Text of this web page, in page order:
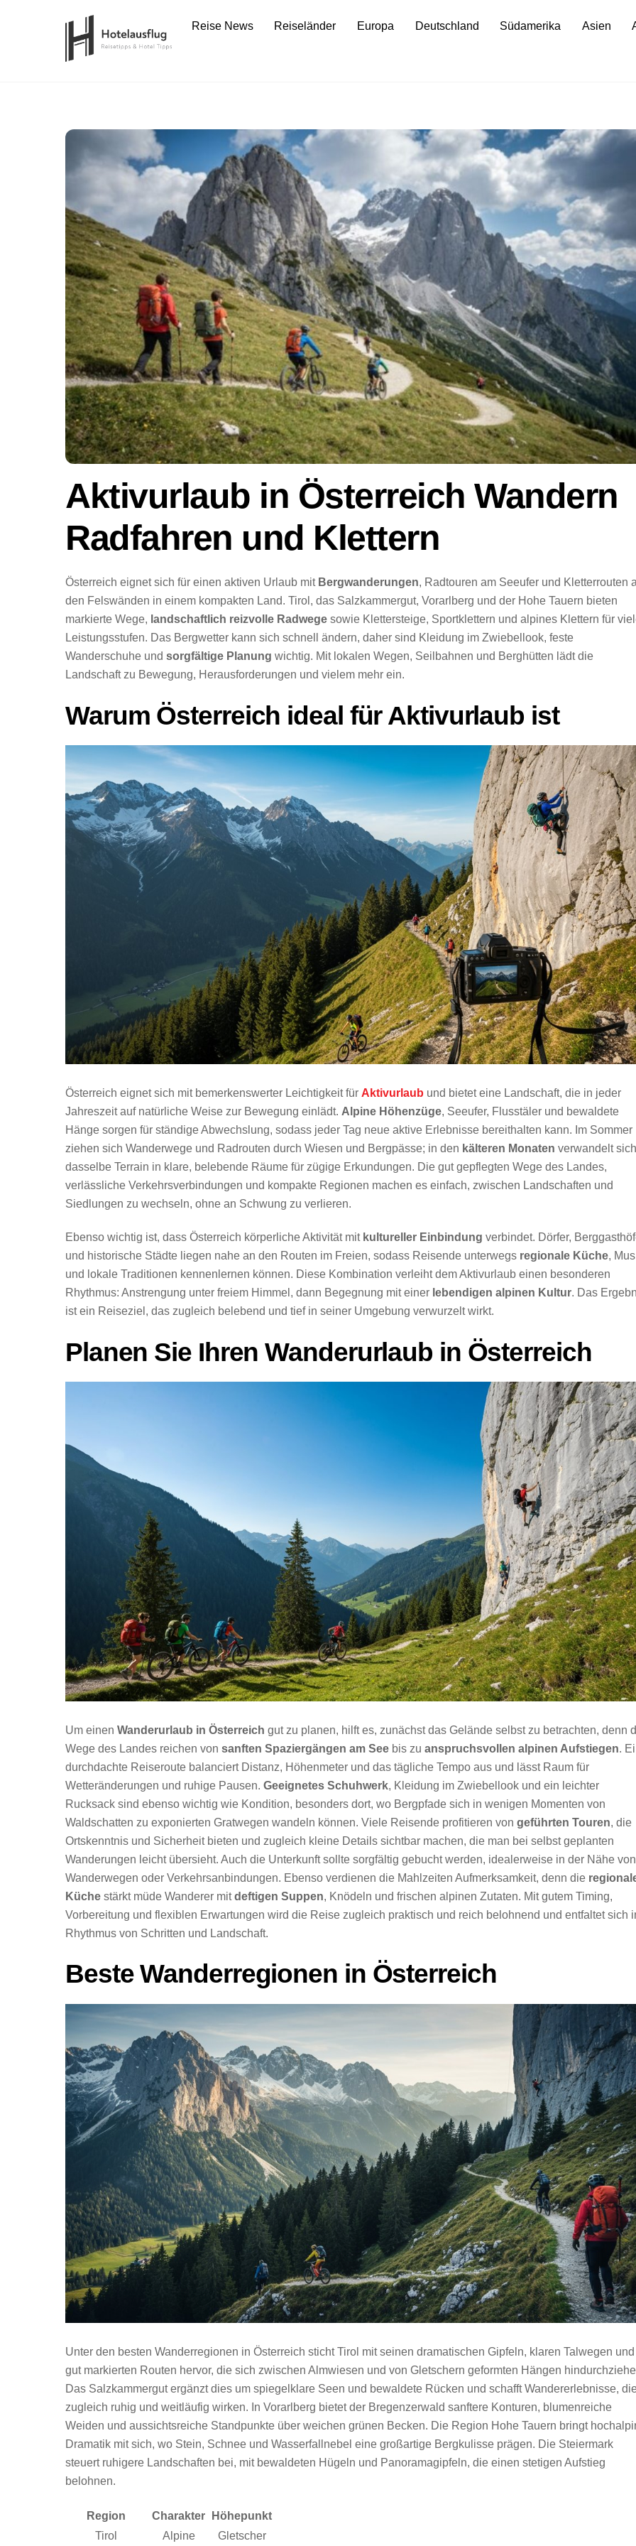
Reise News Reiseländer Europa Deutschland Südamerika Asien
Aktivurlaub in Österreich Wandern
Radfahren und Klettern
Österreich eignet sich für einen aktiven Urlaub mit Bergwanderungen, Radtouren am Seeufer und Kletterrouten
den Felswänden in einem kompakten Land. Tirol, das Salzkammergut, Vorarlberg und der Hohe Tauern bieten
markierte Wege, landschaftlich reizvolle Radwege sowie Klettersteige, Sportklettern und alpines Klettern für
Leistungsstufen. Das Bergwetter kann sich schnell ändern, daher sind Kleidung im Zwiebellook, feste
Wanderschuhe und sorgfältige Planung wichtig. Mit lokalen Wegen, Seilbahnen und Berghütten lädt die
Landschaft zu Bewegung, Herausforderungen und vielem mehr ein.
Warum Österreich ideal für Aktivurlaub ist
Österreich eignet sich mit bemerkenswerter Leichtigkeit für Aktivurlaub und bietet eine Landschaft, die in jeder
Jahreszeit auf natürliche Weise zur Bewegung einlädt. Alpine Höhenzüge, Seeufer, Flusstäler und bewaldete
Hänge sorgen für ständige Abwechslung, sodass jeder Tag neue aktive Erlebnisse bereithalten kann. Im Sommer
ziehen sich Wanderwege und Radrouten durch Wiesen und Bergpässe; in den kälteren Monaten verwandelt sich
dasselbe Terrain in klare, belebende Räume für zügige Erkundungen. Die gut gepflegten Wege des Landes,
verlässliche Verkehrsverbindungen und kompakte Regionen machen es einfach, zwischen Landschaften und
Siedlungen zu wechseln, ohne an Schwung zu verlieren.
Ebenso wichtig ist, dass Österreich körperliche Aktivität mit kultureller Einbindung verbindet. Dörfer,
und historische Städte liegen nahe an den Routen im Freien, sodass Reisende unterwegs regionale Küche,
und lokale Traditionen kennenlernen können. Diese Kombination verleiht dem Aktivurlaub einen besonderen
Rhythmus: Anstrengung unter freiem Himmel, dann Begegnung mit einer lebendigen alpinen Kultur. Das
ist ein Reiseziel, das zugleich belebend und tief in seiner Umgebung verwurzelt wirkt.
Planen Sie Ihren Wanderurlaub in Österreich
Um einen Wanderurlaub in Österreich gut zu planen, hilft es, zunächst das Gelände selbst zu betrachten, denn
Wege des Landes reichen von sanften Spaziergängen am See bis zu anspruchsvollen alpinen Aufstiegen.
durchdachte Reiseroute balanciert Distanz, Höhenmeter und das tägliche Tempo aus und lässt Raum für
Wetteränderungen und ruhige Pausen. Geeignetes Schuhwerk, Kleidung im Zwiebellook und ein leichter
Rucksack sind ebenso wichtig wie Kondition, besonders dort, wo Bergpfade sich in wenigen Momenten von
Waldschatten zu exponierten Gratwegen wandeln können. Viele Reisende profitieren von geführten Touren, die
Ortskenntnis und Sicherheit bieten und zugleich kleine Details sichtbar machen, die man bei selbst geplanten
Wanderungen leicht übersieht. Auch die Unterkunft sollte sorgfältig gebucht werden, idealerweise in der Nähe von
Wanderwegen oder Verkehrsanbindungen. Ebenso verdienen die Mahlzeiten Aufmerksamkeit, denn die
Küche stärkt müde Wanderer mitdeftigen Suppen, Knödeln und frischen alpinen Zutaten. Mit gutem Timing,
Vorbereitung und flexiblen Erwartungen wird die Reise zugleich praktisch und reich belohnend und entfaltet sich
Rhythmus von Schritten und Landschaft.
Beste Wanderregionen in Österreich
Unter den besten Wanderregionen in Österreich sticht Tirol mit seinen dramatischen Gipfeln, klaren Talwegen und
gut markierten Routen hervor, die sich zwischen Almwiesen und von Gletschern geformten Hängen
Das Salzkammergut ergänzt dies um spiegelklare Seen und bewaldete Rücken und schafft Wandererlebnisse,
zugleich ruhig und weitläufig wirken. In Vorarlberg bietet der Bregenzerwald sanftere Konturen, blumenreiche
Weiden und aussichtsreiche Standpunkte über weichen grünen Becken. Die Region Hohe Tauern bringt
Dramatik mit sich, wo Stein, Schnee und Wasserfallnebel eine großartige Bergkulisse prägen. Die Steiermark
steuert ruhigere Landschaften bei, mit bewaldeten Hügeln und Panoramagipfeln, die einen stetigen Aufstieg
belohnen.
Region Charakter
Höhepunkt
Tirol
Alpine Gletscher